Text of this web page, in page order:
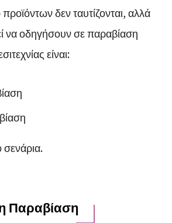
δεν ταυτίζονται, αλλά
να οδηγήσουν σε παραβίαση
είναι:
σενάρια.
Παραβίαση